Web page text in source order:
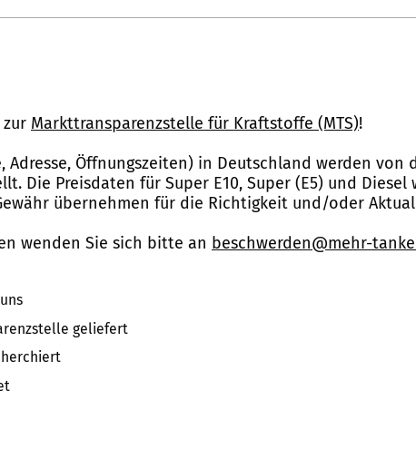
Markttransparenzstelle für Kraftstoffe (MTS)!
Adresse, Öffnungszeiten) in Deutschland werden
Die Preisdaten für Super E10, Super (E5) und
übernehmen für die Richtigkeit und/oder
wenden Sie sich bitte an beschwerden@mehr-
geliefert